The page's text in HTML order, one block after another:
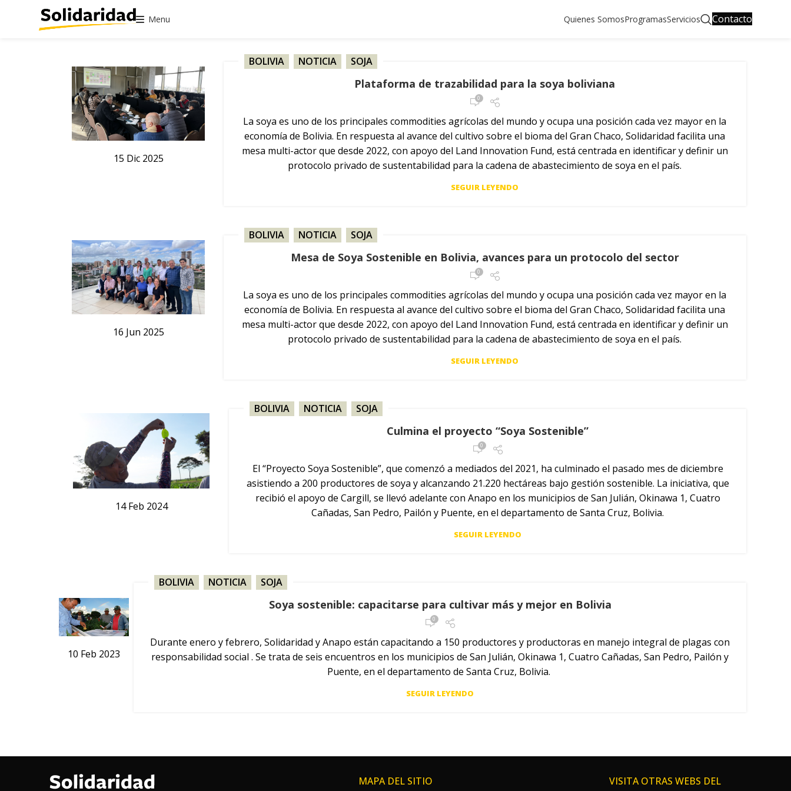
Menu Quienes SomosProgramasServicios Contacto
15 Dic 2025
BOLIVIA NOTICIA SOJA
Plataforma de trazabilidad para la soya boliviana
0
La soya es uno de los principales commodities agrícolas del mundo y ocupa una posición cada vez mayor en la
economía de Bolivia. En respuesta al avance del cultivo sobre el bioma del Gran Chaco, Solidaridad facilita una
mesa multi-actor que desde 2022, con apoyo del Land Innovation Fund, está centrada en identificar y definir un
protocolo privado de sustentabilidad para la cadena de abastecimiento de soya en el país.
SEGUIR LEYENDO
16 Jun 2025
BOLIVIA NOTICIA SOJA
Mesa de Soya Sostenible en Bolivia, avances para un protocolo del sector
0
La soya es uno de los principales commodities agrícolas del mundo y ocupa una posición cada vez mayor en la
economía de Bolivia. En respuesta al avance del cultivo sobre el bioma del Gran Chaco, Solidaridad facilita una
mesa multi-actor que desde 2022, con apoyo del Land Innovation Fund, está centrada en identificar y definir un
protocolo privado de sustentabilidad para la cadena de abastecimiento de soya en el país.
SEGUIR LEYENDO
14Feb 2024
BOLIVIA NOTICIA SOJA
Culmina el proyecto “Soya Sostenible”
0
El “Proyecto Soya Sostenible”, que comenzó a mediados del 2021, ha culminado el pasado mes de diciembre
asistiendo a 200 productores de soya y alcanzando 21.220 hectáreas bajo gestión sostenible. La iniciativa, que
recibió el apoyo de Cargill, se llevó adelante con Anapo en los municipios de San Julián, Okinawa 1, Cuatro
Cañadas, San Pedro, Pailón y Puente, en el departamento de Santa Cruz, Bolivia.
SEGUIR LEYENDO
10 Feb 2023
BOLIVIA NOTICIA SOJA
Soya sostenible: capacitarse para cultivar más y mejor en Bolivia
0
Durante enero y febrero, Solidaridad y Anapo están capacitando a 150 productores y productoras en manejo integral de plagas con
responsabilidad social . Se trata de seis encuentros en los municipios de San Julián, Okinawa 1, Cuatro Cañadas, San Pedro, Pailón y
Puente, en el departamento de Santa Cruz, Bolivia.
SEGUIR LEYENDO
MAPA DEL SITIO
VISITA OTRAS WEBS DEL